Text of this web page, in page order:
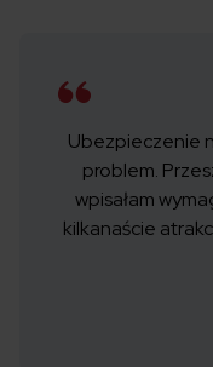
Ubezpieczenie
problem.
wpisałam
kilkanaście